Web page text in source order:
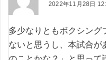
2022年11月28日
多少なりともボクシング
ないと思うし、本試合が